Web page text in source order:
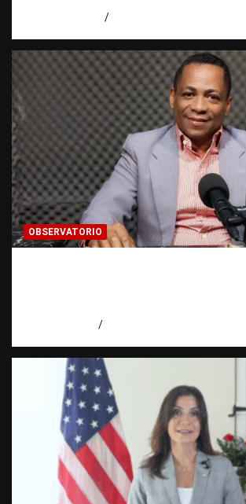
OBSERVATORIO